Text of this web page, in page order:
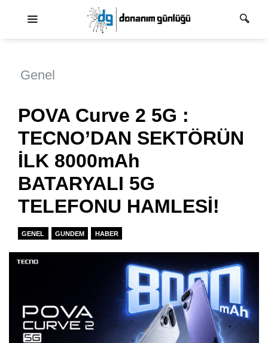
Genel
POVA Curve 2 5G :
TECNO’DAN SEKTÖRÜN
İLK 8000mAh
BATARYALI 5G
TELEFONU HAMLESİ!
GENEL GUNDEM HABER